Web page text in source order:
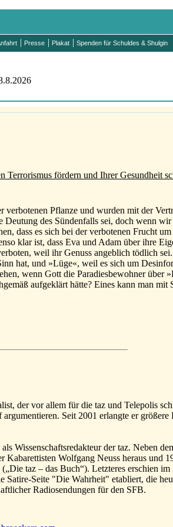
Presse Plakat Spenden für Schuldes & Shulgin
Terrorismus fördern und Ihrer Gesundheit
Pflanze und wurden mit der
des Sündenfalls sei, doch wenn
dass es sich bei der verbotenen Frucht
klar ist, dass Eva und Adam über ihre
weil ihr Genuss angeblich tödlich
hat, und »Lüge«, weil es sich um
wenn Gott die Paradiesbewohner über
aufgeklärt hätte? Eines kann man mit
der vor allem für die taz und Telepolis
Seit 2001 erlangte er
Wissenschaftsredakteur der taz. Neben
Kabarettisten Wolfgang Neuss heraus und
taz – das Buch“). Letzteres erschien
Satire-Seite "Die Wahrheit" etabliert, die
Radiosendungen für den SFB.